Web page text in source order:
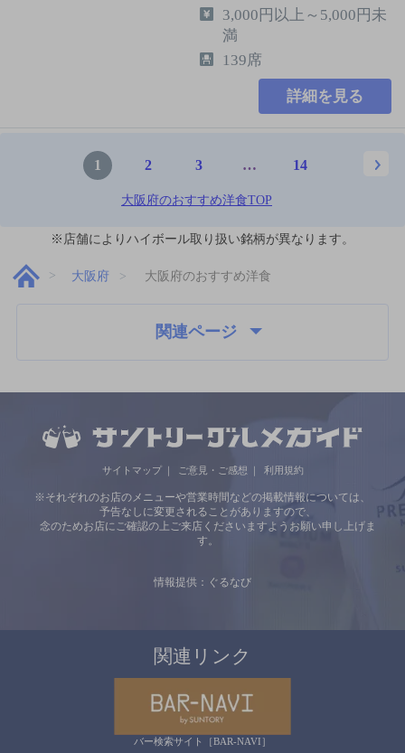
3,000円以上～5,000円未
満
139席
詳細を見る
1 2 3 … 14
大阪府のおすすめ洋食TOP
※店舗によりハイボール取り扱い銘柄が異なります。
大阪府 大阪府のおすすめ洋食
関連ページ
サイトマップ ご意見・ご感想 利用規約
※それぞれのお店のメニューや営業時間などの掲載情報については、
予告なしに変更されることがありますので、
念のためお店にご確認の上ご来店くださいますようお願い申し上げま
す。
情報提供：ぐるなび
関連リンク
バー検索サイト［BAR-NAVI］